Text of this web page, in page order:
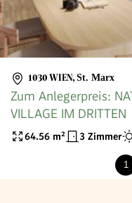
1030 WIEN, St. Marx
Zum Anlegerpreis:
VILLAGE IM DRITTEN
64.56 m² 3 Zimmer
1